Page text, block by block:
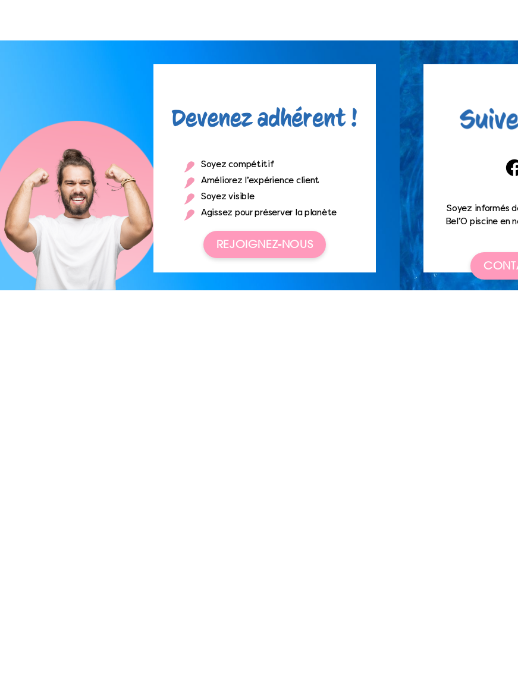
Soyez compétitif
Améliorez l’expérience client
Soyez visible
Agissez pour préserver la planète
REJOIGNEZ-NOUS
Soyez informés
Bel’O piscine en